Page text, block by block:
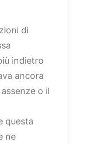
di
indietro
ancora
o il
questa
ne